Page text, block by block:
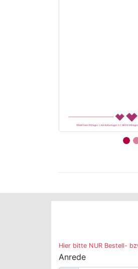
Der folgende
Hier bitte NUR Bestell-
Anrede